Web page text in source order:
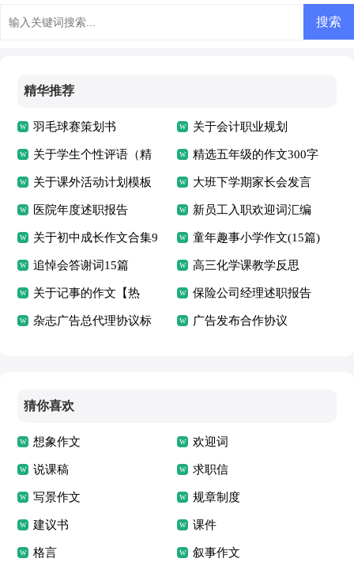
篇
精华推荐
羽毛球赛策划书 关于会计职业规划
关于学生个性评语（精
选50句）
精选五年级的作文300字
集合8篇
关于课外活动计划模板
合集十篇
大班下学期家长会发言
稿
医院年度述职报告 新员工入职欢迎词汇编
15篇
关于初中成长作文合集9
篇
童年趣事小学作文(15篇)
追悼会答谢词15篇 高三化学课教学反思
关于记事的作文【热
门】
保险公司经理述职报告
杂志广告总代理协议标 广告发布合作协议
猜你喜欢
想象作文 欢迎词
说课稿 求职信
写景作文 规章制度
建议书 课件
格言 叙事作文